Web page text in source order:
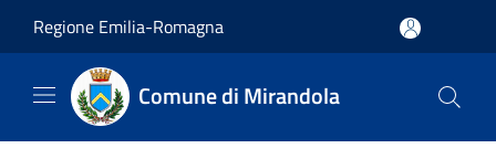
Regione Emilia-Romagna
Comune di Mirandola